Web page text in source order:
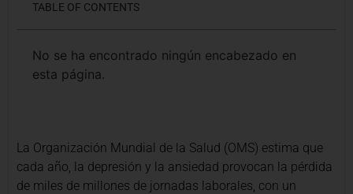
TABLE OF CONTENTS
No se ha encontrado ningún encabezado en
esta página.
La Organización Mundial de la Salud (OMS) estima que
cada año, la depresión y la ansiedad provocan la pérdida
de miles de millones de jornadas laborales, con un